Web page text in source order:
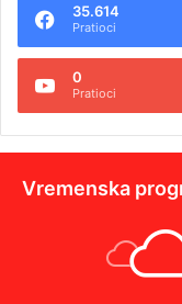
35.614
Pratioci
0
Pratioci
Vremenska